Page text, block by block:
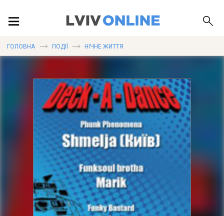
ПУБЛІКАЦІЇ
ДОВІДКА
ГОЛОВНА ПОДІЇ НІЧНЕ ЖИТТЯ